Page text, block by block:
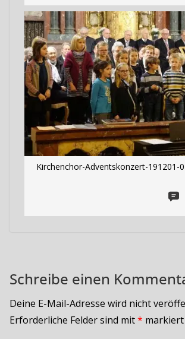
Kirchenchor-Adventskonzert-191201-
Schreibe einen
Deine E-Mail-Adresse wird nicht
Erforderliche Felder sind mit* markiert